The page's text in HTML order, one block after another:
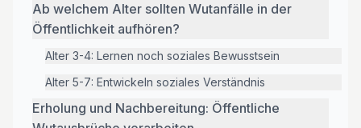
Ab welchem Alter sollten Wutanfälle in der
Öffentlichkeit aufhören?
Alter 3-4: Lernen noch soziales Bewusstsein
Alter 5-7: Entwickeln soziales Verständnis
Erholung und Nachbereitung: Öffentliche